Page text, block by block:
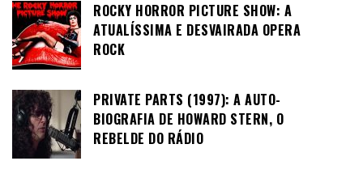
ROCKY HORROR PICTURE SHOW: A
ATUALÍSSIMA E DESVAIRADA OPERA
ROCK
PRIVATE PARTS (1997): A AUTO-
BIOGRAFIA DE HOWARD STERN, O
REBELDE DO RÁDIO